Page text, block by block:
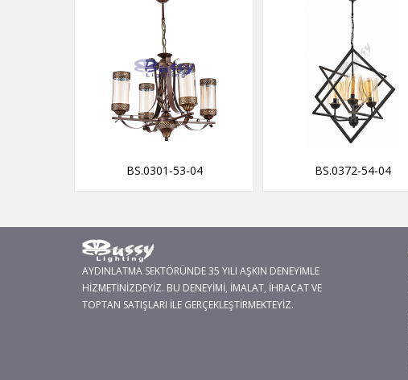
BS.0301-53-04 BS.0372-54-04
AYDINLATMA SEKTÖRÜNDE 35 YILI AŞKIN DENEYİMLE
HİZMETİNİZDEYİZ. BU DENEYİMİ, İMALAT, İHRACAT VE
TOPTAN SATIŞLARI İLE GERÇEKLEŞTİRMEKTEYİZ.